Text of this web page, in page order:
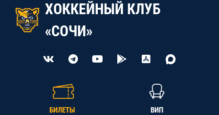
ХОККЕЙНЫЙ КЛУБ
«СОЧИ»
БИЛЕТЫ ВИП